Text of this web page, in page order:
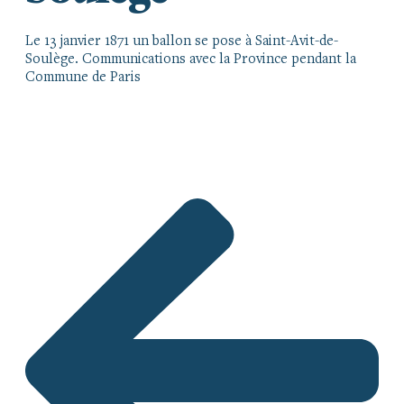
Le 13 janvier 1871 un ballon se pose à Saint-Avit-de-
Soulège. Communications avec la Province pendant la
Commune de Paris